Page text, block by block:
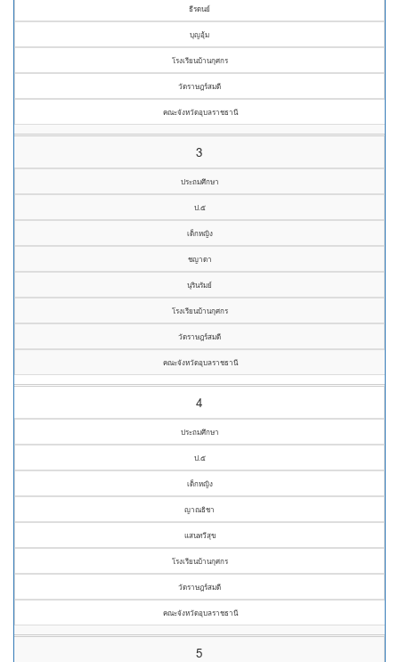
ธีรดนย์
บุญอุ้ม
โรงเรียนบ้านกุศกร
วัดราษฎร์สมดี
คณะจังหวัดอุบลราชธานี
3
ประถมศึกษา
ป.๕
เด็กหญิง
ชญาดา
นุรินรัมย์
โรงเรียนบ้านกุศกร
วัดราษฎร์สมดี
คณะจังหวัดอุบลราชธานี
4
ประถมศึกษา
ป.๕
เด็กหญิง
ญาณธิชา
แสนทวีสุข
โรงเรียนบ้านกุศกร
วัดราษฎร์สมดี
คณะจังหวัดอุบลราชธานี
5